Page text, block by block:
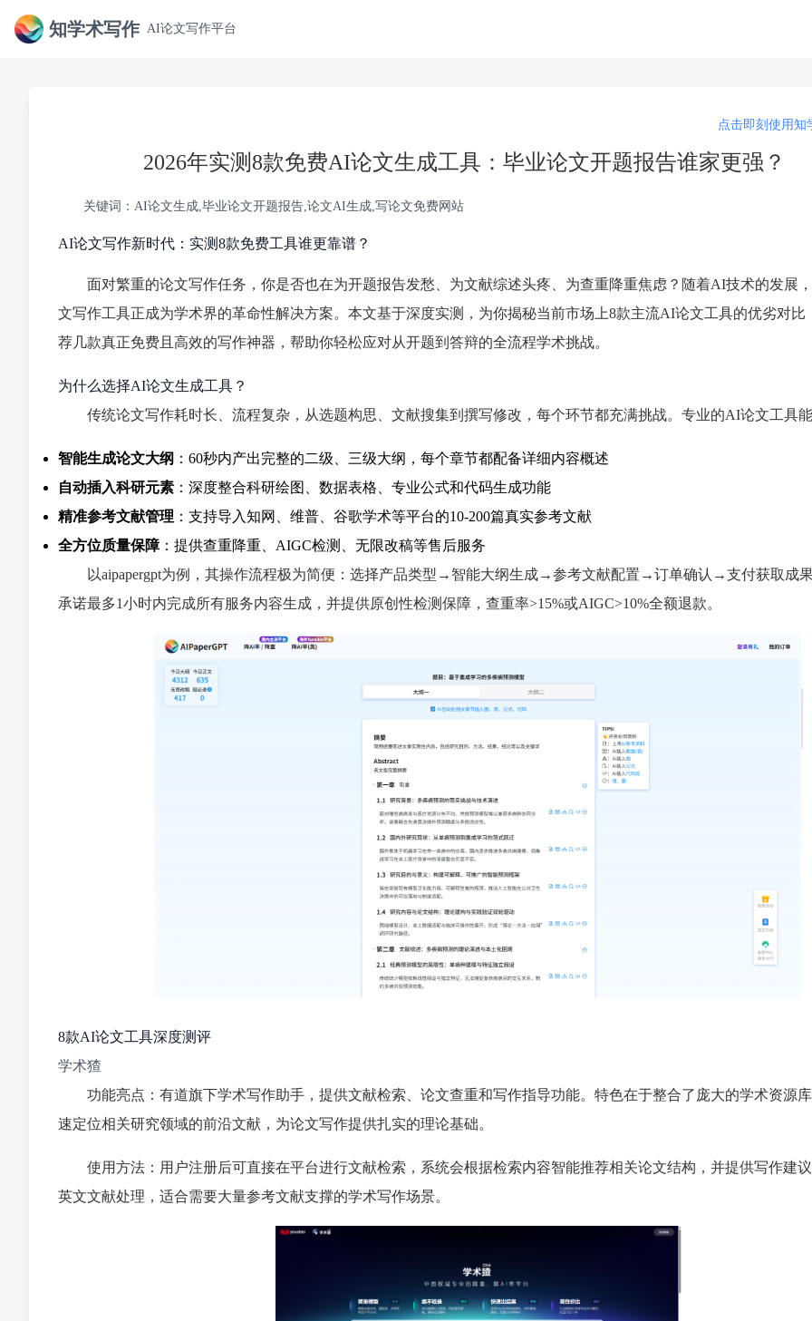
知学术写作 AI论文写作平台
点击即刻使用知
2026年实测8款免费AI论文生成工具：毕业论文开题报告谁家更强？
关键词：AI论文生成,毕业论文开题报告,论文AI生成,写论文免费网站
AI论文写作新时代：实测8款免费工具谁更靠谱？
面对繁重的论文写作任务，你是否也在为开题报告发愁、为文献综述头疼、为查重降重焦虑？随着AI技术的发展
文写作工具正成为学术界的革命性解决方案。本文基于深度实测，为你揭秘当前市场上8款主流AI论文工具的优劣对比
荐几款真正免费且高效的写作神器，帮助你轻松应对从开题到答辩的全流程学术挑战。
为什么选择AI论文生成工具？
传统论文写作耗时长、流程复杂，从选题构思、文献搜集到撰写修改，每个环节都充满挑战。专业的AI论文工具
智能生成论文大纲 ：60秒内产出完整的二级、三级大纲，每个章节都配备详细内容概述
自动插入科研元素 ：深度整合科研绘图、数据表格、专业公式和代码生成功能
精准参考文献管理 ：支持导入知网、维普、谷歌学术等平台的10-200篇真实参考文献
全方位质量保障：提供查重降重、AIGC检测、无限改稿等售后服务
以aipapergpt为例，其操作流程极为简便：选择产品类型→智能大纲生成→参考文献配置→订单确认→支付获取成
承诺最多1小时内完成所有服务内容生成，并提供原创性检测保障，查重率>15%或AIGC>10%全额退款。
8款AI论文工具深度测评
学术猹
功能亮点：有道旗下学术写作助手，提供文献检索、论文查重和写作指导功能。特色在于整合了庞大的学术资源
速定位相关研究领域的前沿文献，为论文写作提供扎实的理论基础。
使用方法：用户注册后可直接在平台进行文献检索，系统会根据检索内容智能推荐相关论文结构，并提供写作建
英文文献处理，适合需要大量参考文献支撑的学术写作场景。